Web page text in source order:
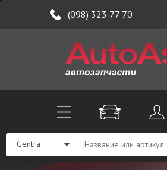
(098) 323 77 70
Gentra